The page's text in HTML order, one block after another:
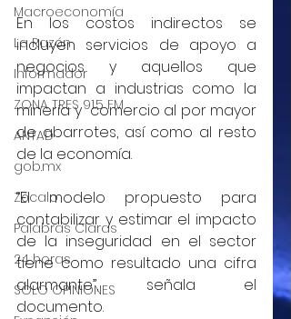
Macroeconomía
La Razón
Informador
ZONA TRES 91.5 FM
ANTAD
gob.mx
Zócalo
Palabras Claras
24 horas
SOLO OPINIONES
En los costos indirectos se
incluyen servicios de apoyo a
negocios y aquellos que
impactan a industrias como la
minería y  comercio al por mayor
de abarrotes, así como al resto
de la economía.
“El modelo propuesto para
contabilizar y estimar el impacto
de la inseguridad en el sector
tiene como resultado una cifra
alarmante”, señala el
documento.